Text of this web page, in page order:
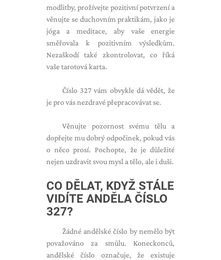
modlitby, prožívejte pozitivní potvrzení a
věnujte se duchovním praktikám, jako je
jóga a meditace, aby vaše energie
směřovala k pozitivním výsledkům.
Nezaškodí také zkontrolovat, co říká
vaše tarotová karta.
Číslo 327 vám obvykle dá vědět, že
je pro vás nezdravé přepracovávat se.
Věnujte pozornost svému tělu a
dopřejte mu dobrý odpočinek, pokud vás
o něco prosí. Pochopte, že je důležité
nejen uzdravit svou mysl a tělo, ale i duši.
CO DĚLAT, KDYŽ STÁLE
VIDÍTE ANDĚLA ČÍSLO
327?
Žádné andělské číslo by nemělo být
považováno za smůlu. Koneckonců,
andělské číslo označuje, že existuje